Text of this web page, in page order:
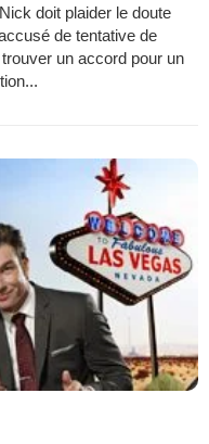
doit plaider le doute
de tentative de
un accord pour un